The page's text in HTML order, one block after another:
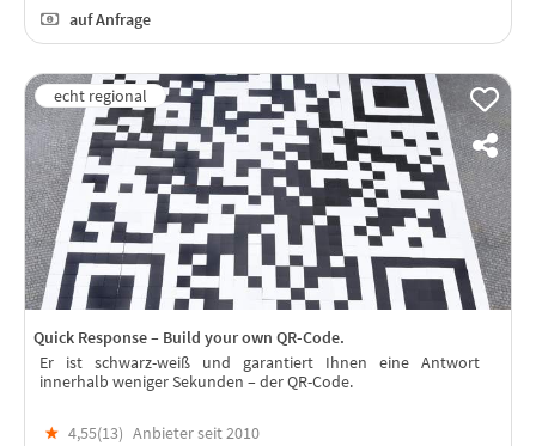
auf Anfrage
Quick Response – Build your own QR-Code.
Er ist schwarz-weiß und garantiert Ihnen eine Antwort
innerhalb weniger Sekunden – der QR-Code.
★ 4,55(13) Anbieter seit 2010